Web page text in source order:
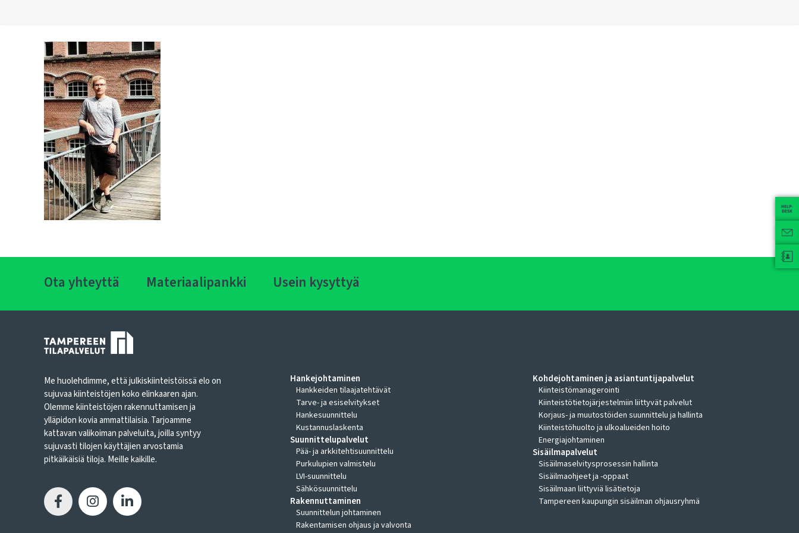
Ota yhteyttä Materiaalipankki Usein kysyttyä
Me huolehdimme, että julkiskiinteistöissä elo on
sujuvaa kiinteistöjen koko elinkaaren ajan.
Olemme kiinteistöjen rakennuttamisen ja
ylläpidon kovia ammattilaisia. Tarjoamme
kattavan valikoiman palveluita, joilla syntyy
sujuvasti tilojen käyttäjien arvostamia
pitkäikäisiä tiloja. Meille kaikille.
Hankejohtaminen
Hankkeiden tilaajatehtävät
Tarve- ja esiselvitykset
Hankesuunnittelu
Kustannuslaskenta
Suunnittelupalvelut
Pää- ja arkkitehtisuunnittelu
Purkulupien valmistelu
LVI-suunnittelu
Sähkösuunnittelu
Rakennuttaminen
Suunnittelun johtaminen
Rakentamisen ohjaus ja valvonta
Kohdejohtaminen ja asiantuntijapalvelut
Kiinteistömanagerointi
Kiinteistötietojärjestelmiin liittyvät palvelut
Korjaus- ja muutostöiden suunnittelu ja hallinta
Kiinteistöhuolto ja ulkoalueiden hoito
Energiajohtaminen
Sisäilmapalvelut
Sisäilmaselvitysprosessin hallinta
Sisäilmaohjeet ja -oppaat
Sisäilmaan liittyviä lisätietoja
Tampereen kaupungin sisäilman ohjausryhmä